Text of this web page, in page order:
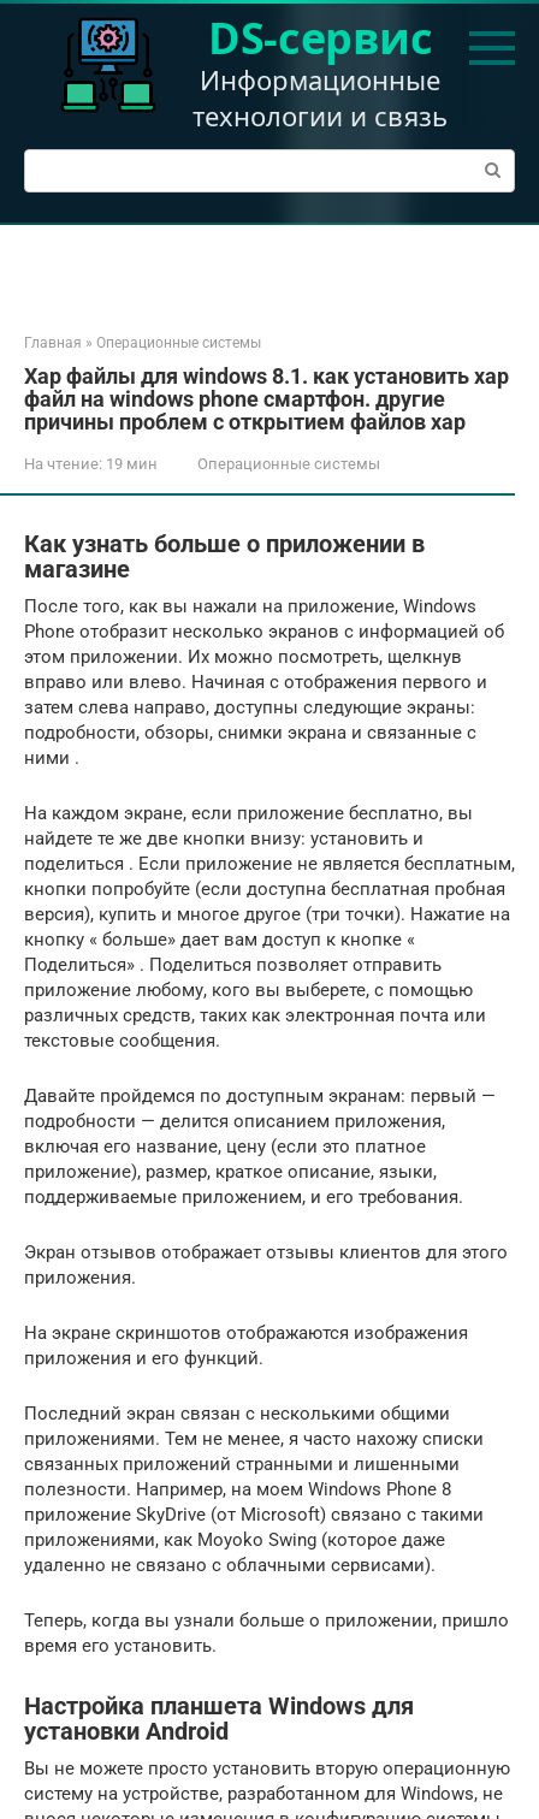
Перейти
DS-сервис
Информационные
технологии и связь
Поиск:
Главная » Операционные системы
Xap файлы для windows 8.1. как установить xap
файл на windows phone смартфон. другие
причины проблем с открытием файлов xap
На чтение: 19 мин Операционные системы
Как узнать больше о приложении в
магазине
После того, как вы нажали на приложение, Windows
Phone отобразит несколько экранов с информацией об
этом приложении. Их можно посмотреть, щелкнув
вправо или влево. Начиная с отображения первого и
затем слева направо, доступны следующие экраны:
подробности, обзоры, снимки экрана и связанные с
ними .
На каждом экране, если приложение бесплатно, вы
найдете те же две кнопки внизу: установить и
поделиться . Если приложение не является бесплатным,
кнопки попробуйте (если доступна бесплатная пробная
версия), купить и многое другое (три точки). Нажатие на
кнопку « больше» дает вам доступ к кнопке «
Поделиться» . Поделиться позволяет отправить
приложение любому, кого вы выберете, с помощью
различных средств, таких как электронная почта или
текстовые сообщения.
Давайте пройдемся по доступным экранам: первый —
подробности — делится описанием приложения,
включая его название, цену (если это платное
приложение), размер, краткое описание, языки,
поддерживаемые приложением, и его требования.
Экран отзывов отображает отзывы клиентов для этого
приложения.
На экране скриншотов отображаются изображения
приложения и его функций.
Последний экран связан с несколькими общими
приложениями. Тем не менее, я часто нахожу списки
связанных приложений странными и лишенными
полезности. Например, на моем Windows Phone 8
приложение SkyDrive (от Microsoft) связано с такими
приложениями, как Moyoko Swing (которое даже
удаленно не связано с облачными сервисами).
Теперь, когда вы узнали больше о приложении, пришло
время его установить.
Настройка планшета Windows для
установки Android
Вы не можете просто установить вторую операционную
систему на устройстве, разработанном для Windows, не